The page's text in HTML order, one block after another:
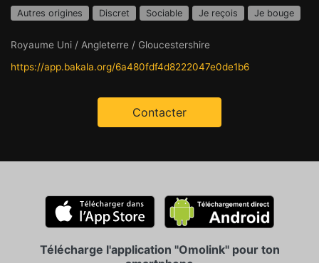
Autres origines Discret Sociable Je reçois Je bouge
Royaume Uni / Angleterre / Gloucestershire
https://app.bakala.org/6a480fdf4d8222047e0de1b6
Contacter
Télécharge l'application "Omolink" pour ton